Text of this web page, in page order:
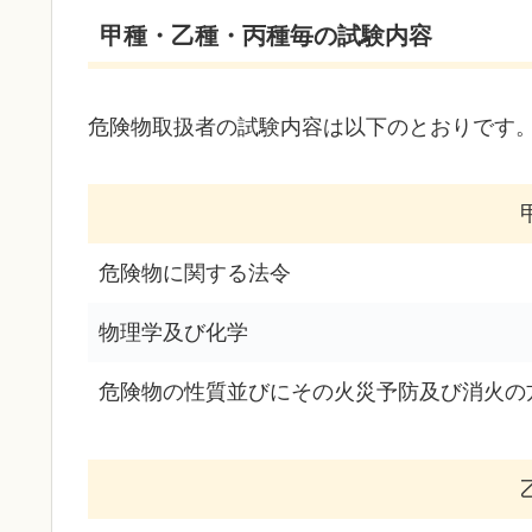
甲種・乙種・丙種毎の試験内容
危険物取扱者の試験内容は以下のとおりです。
危険物に関する法令
物理学及び化学
危険物の性質並びにその火災予防及び消火の